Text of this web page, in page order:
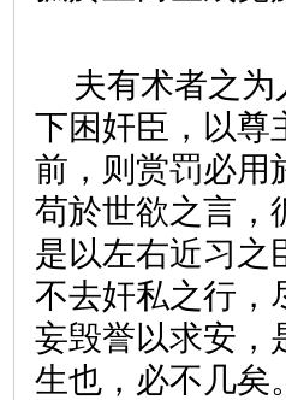
夫有术者之
下困奸臣，以尊
前，则赏罚必用
苟於世欲之言，
是以左右近习之
不去奸私之行，
妄毁誉以求安，
生也，必不几矣